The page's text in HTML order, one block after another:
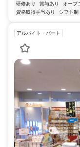
研修あり
賞与あり オープ
資格取得手当あり
シフト制
アルバイト・パート